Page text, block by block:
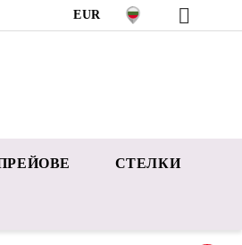
EUR
СТЕЛКИ